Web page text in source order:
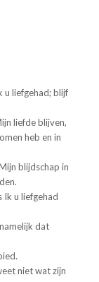
u liefgehad; blijf
liefde blijven,
heb en in
blijdschap in
Ik u liefgehad
dat
niet wat zijn